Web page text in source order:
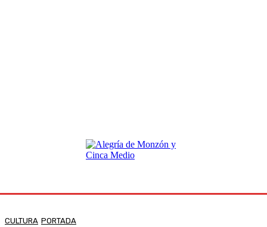
CULTURA PORTADA